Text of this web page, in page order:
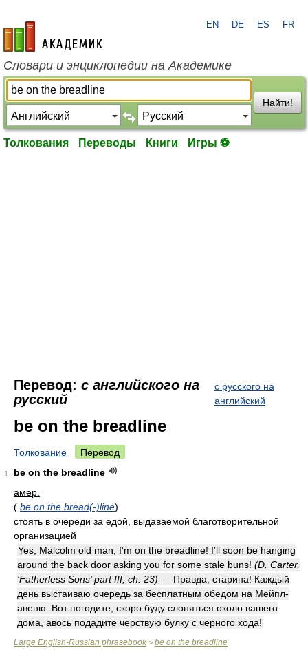
academic.ru
EN DE ES FR
Словари и энциклопедии на Академике
Найти!
Толкования Переводы Книги Игры ⚽
Перевод: с английского на
русский
с русского на
английский
be on the breadline
Толкование Перевод
1
be on the breadline
амер.
( be on the bread(-)line)
стоять в очереди за едой, выдаваемой благотворительной
организацией
Yes, Malcolm old man, I'm on the breadline! I'll soon be hanging
around the back door asking you for some stale buns! (D. Carter,
‘Fatherless Sons’ part III, ch. 23) — Правда, старина! Каждый
день выстаиваю очередь за бесплатным обедом на Мейпл-
авеню. Вот погодите, скоро буду слоняться около вашего
дома, авось подадите черствую булку с черного хода!
Large English-Russian phrasebook > be on the breadline